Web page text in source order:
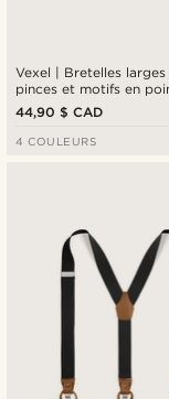
Vexel | Bretelles larges
pinces et motifs en
marine
44,90 $ CAD
4 COULEURS